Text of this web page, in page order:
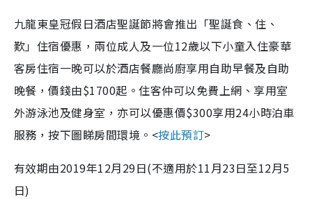
九龍東皇冠假日酒店聖誕節將會推出「聖誕食、住、
歎」住宿優惠，兩位成人及一位12歲以下小童入住豪華
客房住宿一晚可以於酒店餐廳尚廚享用自助早餐及自助
晚餐，價錢由$1700起。住客仲可以免費上網、享用室
外游泳池及健身室，亦可以優惠價$300享用24小時泊車
服務，按下圖睇房間環境。<按此預訂>
有效期由2019年12月29日(不適用於11月23日至12月5
日)